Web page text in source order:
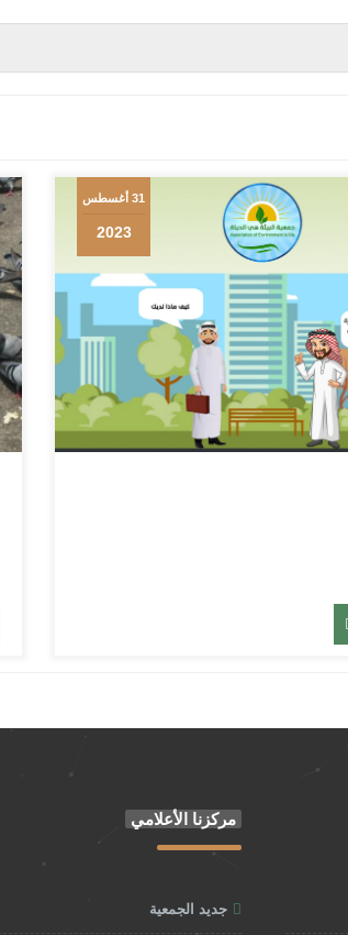
31 أغسطس
2023
مركزنا الأعلامي
جديد الجمعية